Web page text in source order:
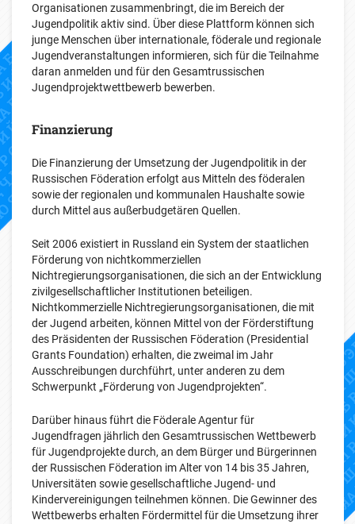
Organisationen zusammenbringt, die im Bereich der
Jugendpolitik aktiv sind. Über diese Plattform können sich
junge Menschen über internationale, föderale und regionale
Jugendveranstaltungen informieren, sich für die Teilnahme
daran anmelden und für den Gesamtrussischen
Jugendprojektwettbewerb bewerben.
Finanzierung
Die Finanzierung der Umsetzung der Jugendpolitik in der
Russischen Föderation erfolgt aus Mitteln des föderalen
sowie der regionalen und kommunalen Haushalte sowie
durch Mittel aus außerbudgetären Quellen.
Seit 2006 existiert in Russland ein System der staatlichen
Förderung von nichtkommerziellen
Nichtregierungsorganisationen, die sich an der Entwicklung
zivilgesellschaftlicher Institutionen beteiligen.
Nichtkommerzielle Nichtregierungsorganisationen, die mit
der Jugend arbeiten, können Mittel von der Förderstiftung
des Präsidenten der Russischen Föderation (Presidential
Grants Foundation) erhalten, die zweimal im Jahr
Ausschreibungen durchführt, unter anderen zu dem
Schwerpunkt „Förderung von Jugendprojekten“.
Darüber hinaus führt die Föderale Agentur für
Jugendfragen jährlich den Gesamtrussischen Wettbewerb
für Jugendprojekte durch, an dem Bürger und Bürgerinnen
der Russischen Föderation im Alter von 14 bis 35 Jahren,
Universitäten sowie gesellschaftliche Jugend- und
Kindervereinigungen teilnehmen können. Die Gewinner des
Wettbewerbs erhalten Fördermittel für die Umsetzung ihrer